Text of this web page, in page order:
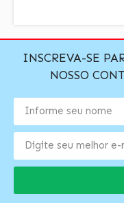
INSCREVA-SE
NOSSO